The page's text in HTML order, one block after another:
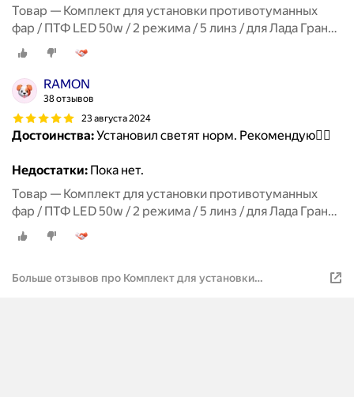
Товар — Комплект для установки противотуманных
фар / ПТФ LED 50w / 2 режима / 5 линз / для Лада Гранта
ФЛ, Lada Granta FL
RAMON
38 отзывов
23 августа 2024
Достоинства:Установил светят норм. Рекомендую👍🏻
Недостатки: Пока нет.
Товар — Комплект для установки противотуманных
фар / ПТФ LED 50w / 2 режима / 5 линз / для Лада Гранта
ФЛ, Lada Granta FL
Больше отзывов про Комплект для установки